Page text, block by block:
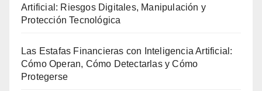
Artificial: Riesgos Digitales, Manipulación y
Protección Tecnológica
Las Estafas Financieras con Inteligencia Artificial:
Cómo Operan, Cómo Detectarlas y Cómo
Protegerse